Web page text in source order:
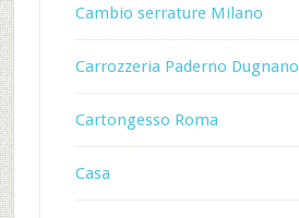
Cambio serrature Milano
Carrozzeria Paderno Dugnano
Cartongesso Roma
Casa